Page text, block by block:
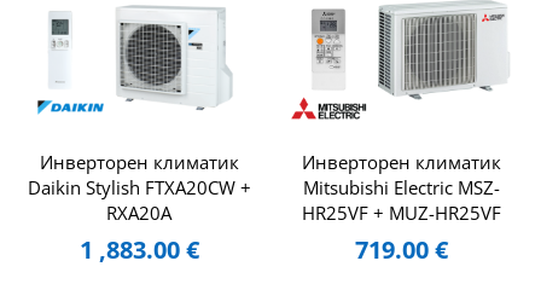
Инверторен климатик
Daikin Stylish FTXA20CW +
RXA20A
1 ,883.00€
Инверторен климатик
Mitsubishi Electric MSZ-
HR25VF + MUZ-HR25VF
719.00€